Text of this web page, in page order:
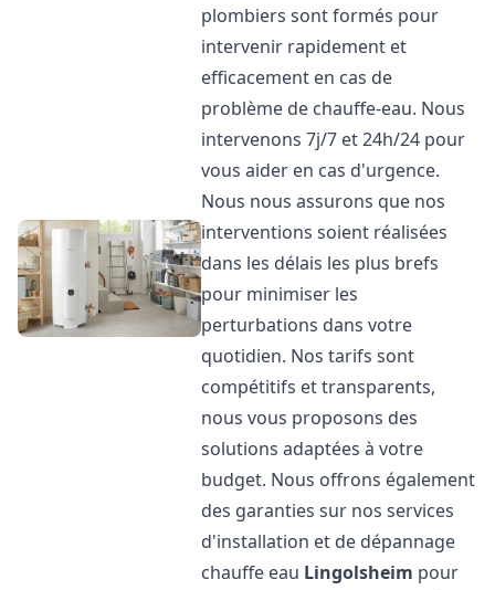
plombiers sont formés pour
intervenir rapidement et
efficacement en cas de
problème de chauffe-eau. Nous
intervenons 7j/7 et 24h/24 pour
vous aider en cas d'urgence.
Nous nous assurons que nos
interventions soient réalisées
dans les délais les plus brefs
pour minimiser les
perturbations dans votre
quotidien. Nos tarifs sont
compétitifs et transparents,
nous vous proposons des
solutions adaptées à votre
budget. Nous offrons également
des garanties sur nos services
d'installation et de dépannage
chauffe eau Lingolsheim pour